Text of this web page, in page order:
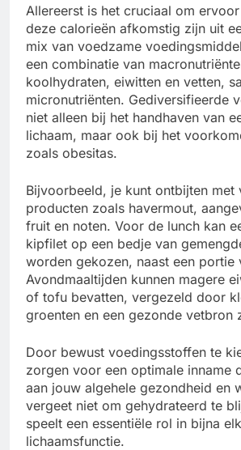
Allereerst is het cruciaal om
deze calorieën afkomstig zijn uit
mix van voedzame
een combinatie van
koolhydraten, eiwitten en vetten,
micronutriënten. Gediversifieerde
niet alleen bij het handhaven van
lichaam, maar ook bij het
zoals obesitas.
Bijvoorbeeld, je kunt ontbijten met
producten zoals havermout,
fruit en noten. Voor de lunch kan
kipfilet op een bedje van
worden gekozen, naast een portie
Avondmaaltijden kunnen magere
of tofu bevatten, vergezeld door
groenten en een gezonde vetbron
Door bewust voedingsstoffen te
zorgen voor een optimale inname
aan jouw algehele gezondheid en
vergeet niet om gehydrateerd te
speelt een essentiële rol in bijna
lichaamsfunctie.